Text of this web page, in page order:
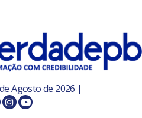
Agosto de 2026 |